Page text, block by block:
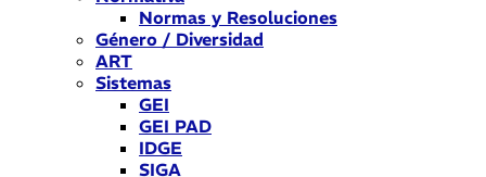
Normas y Resoluciones
Género / Diversidad
ART
Sistemas
GEI
GEI PAD
IDGE
SIGA